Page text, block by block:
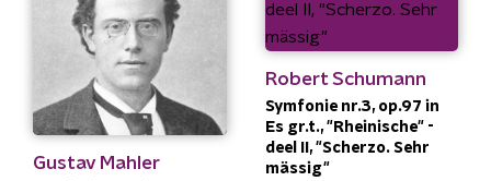
Gustav Mahler
Robert Schumann
Symfonie nr.3, op.97 in
Es gr.t., "Rheinische" -
deel II, "Scherzo. Sehr
mässig"